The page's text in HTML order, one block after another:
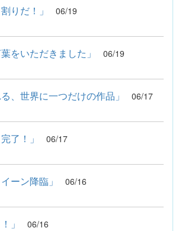
りだ！」 06/19
をいただきました」 06/19
、世界に一つだけの作品」 06/17
了！」 06/17
ーン降臨」 06/16
」 06/16